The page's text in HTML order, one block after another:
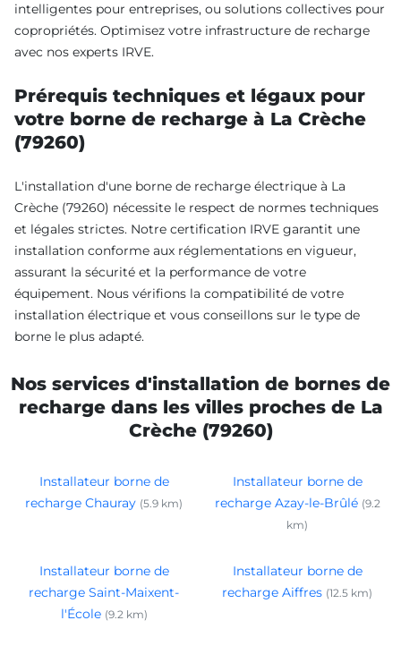
intelligentes pour entreprises, ou solutions collectives pour
copropriétés. Optimisez votre infrastructure de recharge
avec nos experts IRVE.
Prérequis techniques et légaux pour
votre borne de recharge à La Crèche
(79260)
L'installation d'une borne de recharge électrique à La
Crèche (79260) nécessite le respect de normes techniques
et légales strictes. Notre certification IRVE garantit une
installation conforme aux réglementations en vigueur,
assurant la sécurité et la performance de votre
équipement. Nous vérifions la compatibilité de votre
installation électrique et vous conseillons sur le type de
borne le plus adapté.
Nos services d'installation de bornes de
recharge dans les villes proches de La
Crèche (79260)
Installateur borne de
recharge Chauray (5.9 km)
Installateur borne de
recharge Azay-le-Brûlé (9.2
km)
Installateur borne de
recharge Saint-Maixent-
l'École (9.2 km)
Installateur borne de
recharge Aiffres (12.5 km)